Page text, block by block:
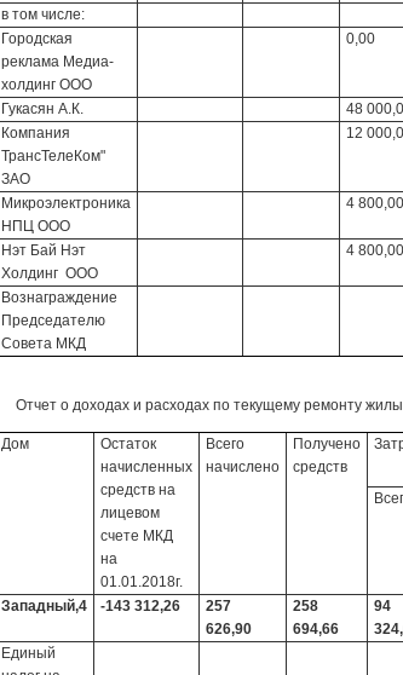
в том числе:
Городская
реклама Медиа-
холдинг ООО
0,00
Гукасян А.К. 48
Компания
ТрансТелеКом"
ЗАО
12
Микроэлектроника
НПЦ ООО
4 800,00
Нэт Бай Нэт
Холдинг ООО
4 800,00
Вознаграждение
Председателю
Совета МКД
Отчет о доходах и расходах по текущему ремонту
Дом
Остаток
начисленных
средств на
лицевом
счете МКД
на
01.01.2018г.
Всего
начислено
Получено
средств
Западный,4 -143 312,26
257
626,90
258
694,66
94
Единый